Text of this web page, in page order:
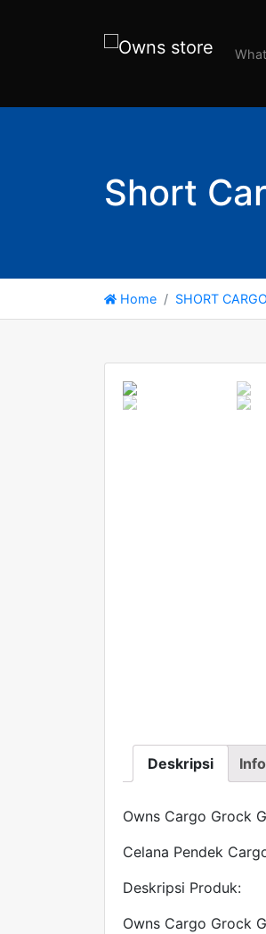
Short
Home SHORT CARGO
Deskripsi
Owns Cargo Grock
Celana Pendek
Deskripsi Produk:
Owns Cargo Grock